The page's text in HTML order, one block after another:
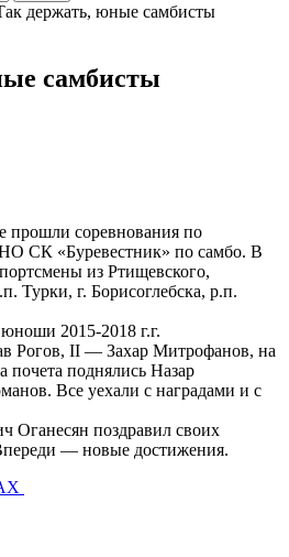
держать, юные самбисты
самбисты
прошли соревнования по
СК «Буревестник» по самбо. В
из Ртищевского,
Турки, г. Борисоглебска, р.п.
2015-2018 г.г.
Рогов, II — Захар Митрофанов, на
почета поднялись Назар
Все уехали с наградами и с
Оганесян поздравил своих
— новые достижения.